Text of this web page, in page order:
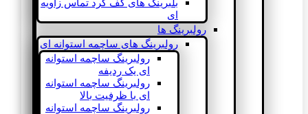
بلبرینگ های کف گرد تماس زاویه
ای
رولبرینگ ها
رولبرینگ های ساچمه استوانه ای
رولبرینگ ساچمه استوانه
ای یک ردیفه
رولبرینگ ساچمه استوانه
ای با ظرفیت بالا
رولبرینگ ساچمه استوانه